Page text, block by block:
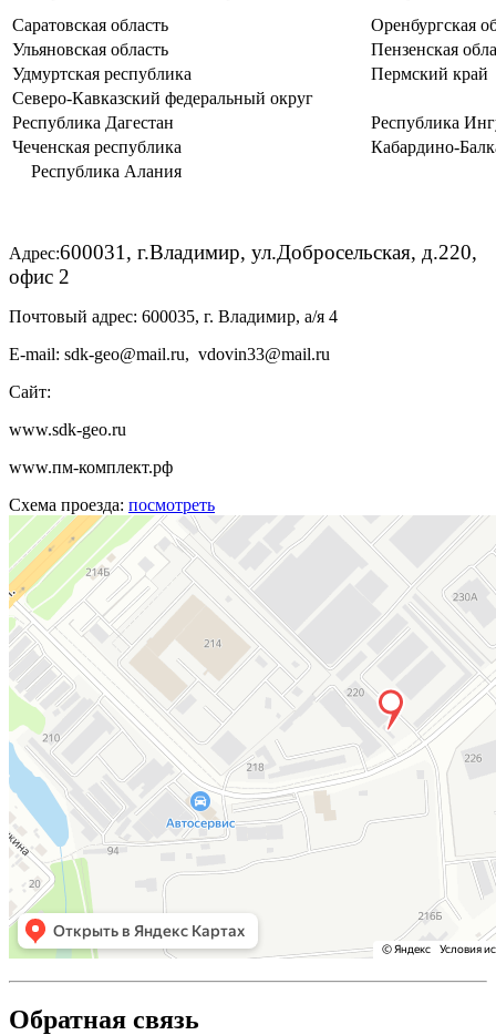
Саратовская область
Оренбургская
Ульяновская область
Пензенская
Удмуртская республика
Пермский край
Северо-Кавказский федеральный округ
Республика Дагестан
Республика
Чеченская республика
Кабардино-
Республика Алания
Адрес:600031, г.Владимир, ул.Добросельская, д.220,
офис 2
Почтовый адрес: 600035, г. Владимир, а/я 4
E-mail: sdk-geo@mail.ru, vdovin33@mail.ru
Сайт:
www.sdk-geo.ru
www.пм-комплект.рф
Схема проезда: посмотреть
Обратная связь